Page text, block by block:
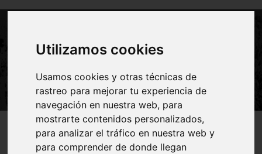
Utilizamos cookies
Usamos cookies y otras técnicas de
rastreo para mejorar tu experiencia de
navegación en nuestra web, para
mostrarte contenidos personalizados,
para analizar el tráfico en nuestra web y
para comprender de donde llegan
NATURALEZA
El Litoral Emergido
Región de Murcia Digital Naturaleza Ecosistema Marino